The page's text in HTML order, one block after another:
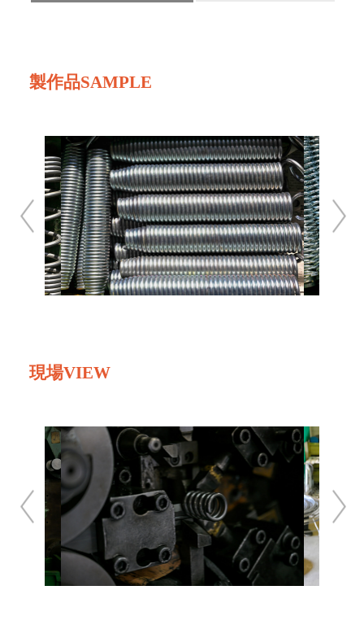
製作品SAMPLE
現場VIEW